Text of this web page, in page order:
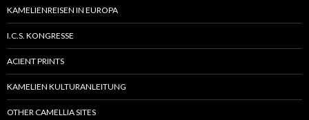
KAMELIENREISEN IN EUROPA
I.C.S. KONGRESSE
ACIENT PRINTS
KAMELIEN KULTURANLEITUNG
OTHER CAMELLIA SITES